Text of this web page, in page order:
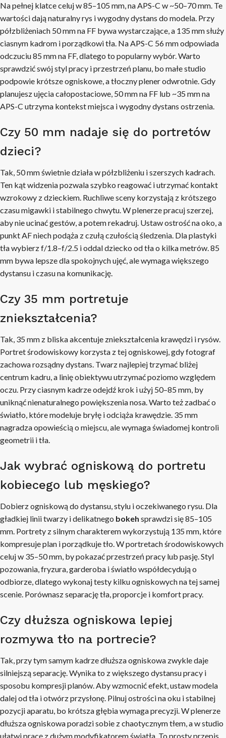
Na pełnej klatce celuj w 85–105 mm, na APS-C w ~50–70 mm. Te
wartości dają naturalny rys i wygodny dystans do modela. Przy
półzbliżeniach 50 mm na FF bywa wystarczające, a 135 mm służy
ciasnym kadrom i porządkowi tła. Na APS-C 56 mm odpowiada
odczuciu 85 mm na FF, dlatego to popularny wybór. Warto
sprawdzić swój styl pracy i przestrzeń planu, bo małe studio
podpowie krótsze ogniskowe, a tłoczny plener odwrotnie. Gdy
planujesz ujęcia całopostaciowe, 50 mm na FF lub ~35 mm na
APS-C utrzyma kontekst miejsca i wygodny dystans ostrzenia.
Czy 50 mm nadaje się do portretów
dzieci?
Tak, 50 mm świetnie działa w półzbliżeniu i szerszych kadrach.
Ten kąt widzenia pozwala szybko reagować i utrzymać kontakt
wzrokowy z dzieckiem. Ruchliwe sceny korzystają z krótszego
czasu migawki i stabilnego chwytu. W plenerze pracuj szerzej,
aby nie ucinać gestów, a potem rekadruj. Ustaw ostrość na oko, a
punkt AF niech podąża z czułą czułością śledzenia. Dla plastyki
tła wybierz f/1.8–f/2.5 i oddal dziecko od tła o kilka metrów. 85
mm bywa lepsze dla spokojnych ujęć, ale wymaga większego
dystansu i czasu na komunikację.
Czy 35 mm portretuje
zniekształcenia?
Tak, 35 mm z bliska akcentuje zniekształcenia krawędzi i rysów.
Portret środowiskowy korzysta z tej ogniskowej, gdy fotograf
zachowa rozsądny dystans. Twarz najlepiej trzymać bliżej
centrum kadru, a linię obiektywu utrzymać poziomo względem
oczu. Przy ciasnym kadrze odejdź krok i użyj 50–85 mm, by
uniknąć nienaturalnego powiększenia nosa. Warto też zadbać o
światło, które modeluje bryłę i odciąża krawędzie. 35 mm
nagradza opowieścią o miejscu, ale wymaga świadomej kontroli
geometrii i tła.
Jak wybrać ogniskową do portretu
kobiecego lub męskiego?
Dobierz ogniskową do dystansu, stylu i oczekiwanego rysu. Dla
gładkiej linii twarzy i delikatnego bokeh sprawdzi się 85–105
mm. Portrety z silnym charakterem wykorzystują 135 mm, które
kompresuje plan i porządkuje tło. W portretach środowiskowych
celuj w 35–50 mm, by pokazać przestrzeń pracy lub pasję. Styl
pozowania, fryzura, garderoba i światło współdecydują o
odbiorze, dlatego wykonaj testy kilku ogniskowych na tej samej
scenie. Porównasz separację tła, proporcje i komfort pracy.
Czy dłuższa ogniskowa lepiej
rozmywa tło na portrecie?
Tak, przy tym samym kadrze dłuższa ogniskowa zwykle daje
silniejszą separację. Wynika to z większego dystansu pracy i
sposobu kompresji planów. Aby wzmocnić efekt, ustaw modela
dalej od tła i otwórz przysłonę. Pilnuj ostrości na oku i stabilnej
pozycji aparatu, bo krótsza głębia wymaga precyzji. W plenerze
dłuższa ogniskowa poradzi sobie z chaotycznym tłem, a w studio
ułatwi pracę z dużym modyfikatorem światła. To prosty przepis